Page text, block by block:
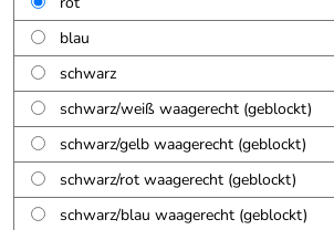
blau
schwarz
schwarz/weiß waagerecht (geblockt)
schwarz/gelb waagerecht (geblockt)
schwarz/rot waagerecht (geblockt)
schwarz/blau waagerecht (geblockt)